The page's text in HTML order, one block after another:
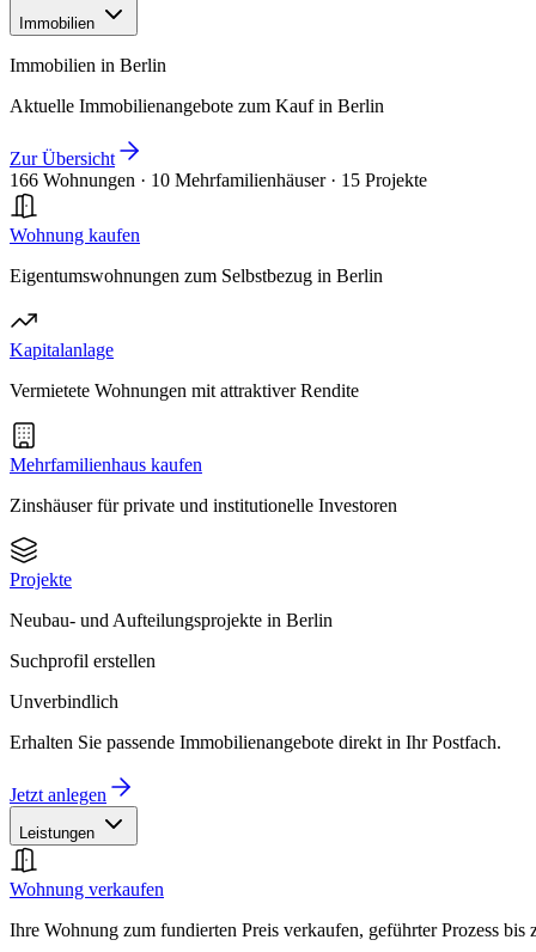
Immobilien
Immobilien in Berlin
Aktuelle Immobilienangebote zum Kauf in Berlin
Zur Übersicht
166 Wohnungen · 10 Mehrfamilienhäuser · 15 Projekte
Wohnung kaufen
Eigentumswohnungen zum Selbstbezug in Berlin
Kapitalanlage
Vermietete Wohnungen mit attraktiver Rendite
Mehrfamilienhaus kaufen
Zinshäuser für private und institutionelle Investoren
Projekte
Neubau- und Aufteilungsprojekte in Berlin
Suchprofil erstellen
Unverbindlich
Erhalten Sie passende Immobilienangebote direkt in Ihr Postfach.
Jetzt anlegen
Leistungen
Wohnung verkaufen
Ihre Wohnung zum fundierten Preis verkaufen, geführter Prozess bis